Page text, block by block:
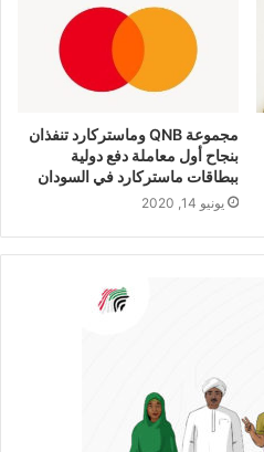
مجموعة QNB وماستركارد تنفذان
بنجاح أول معاملة دفع دولية
ببطاقات ماستركارد في السودان
يونيو 14, 2020